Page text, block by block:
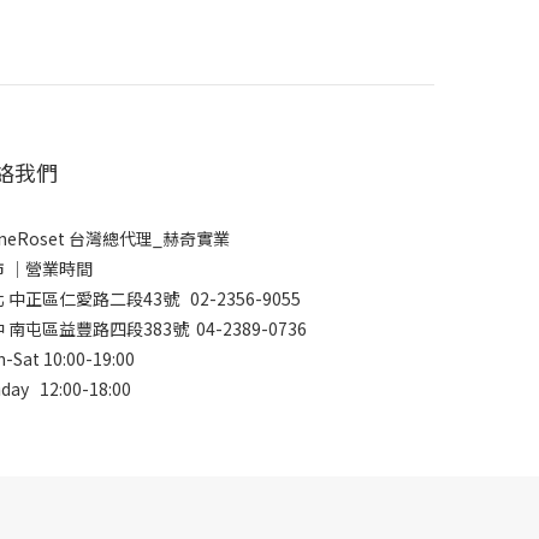
我們
台灣總代理_赫奇實業
│營業時間
中正區仁愛路二段43號 02-2356-9055
南屯區益豐路四段383號 04-2389-0736
Sat 10:00-19:00
12:00-18:00